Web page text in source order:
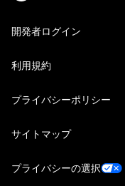
開発者ログイン
利用規約
プライバシーポリシー
サイトマップ
プライバシーの選択